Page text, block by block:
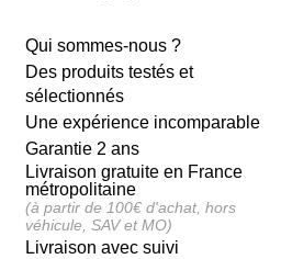
Qui sommes-nous ?
Des produits testés et
sélectionnés
Une expérience incomparable
Garantie 2 ans
Livraison gratuite en France
métropolitaine
(à partir de 100€ d'achat, hors
véhicule, SAV et MO)
Livraison avec suivi